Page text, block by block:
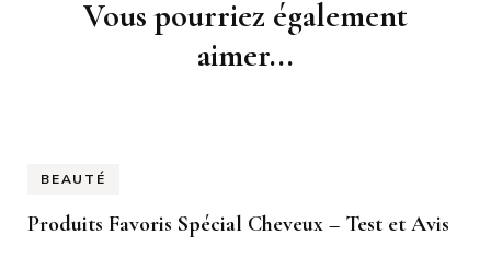
Navigation
Vous pourriez également
aimer...
BEAUTÉ
Produits Favoris Spécial Cheveux – Test et Avis